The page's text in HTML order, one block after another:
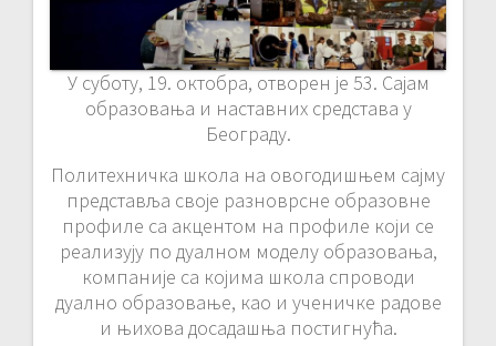
У суботу, 19. октобра, отворен је 53. Сајам
образовања и наставних средстава у
Београду.
Политехничка школа на овогодишњем сајму
представља своје разноврсне образовне
профиле са акцентом на профиле који се
реализују по дуалном моделу образовања,
компаније са којима школа спроводи
дуално образовање, као и ученичке радове
и њихова досадашња постигнућа.